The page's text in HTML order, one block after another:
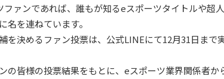
ファンであれば、誰もが知るeスポーツタイトルや超
名を連ねています。
を決めるファン投票は、公式LINEにて12月31日まで
の皆様の投票結果をもとに、eスポーツ業界関係者か